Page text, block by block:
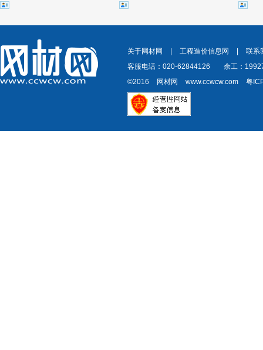
关于网材网 工程造价信息网
联系
客服电话：020-62844126
余工：
©2016
网材网 www.ccwcw.com 粤